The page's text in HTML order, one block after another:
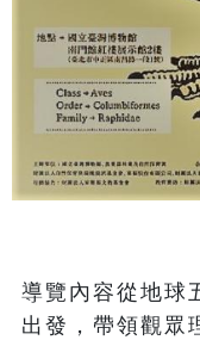
導覽內容從地球
出發，帶領觀眾